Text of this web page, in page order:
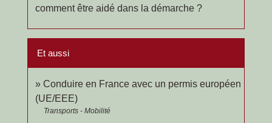
comment être aidé dans la démarche ?
Et aussi
Conduire en France avec un permis européen
(UE/EEE)
Transports - Mobilité